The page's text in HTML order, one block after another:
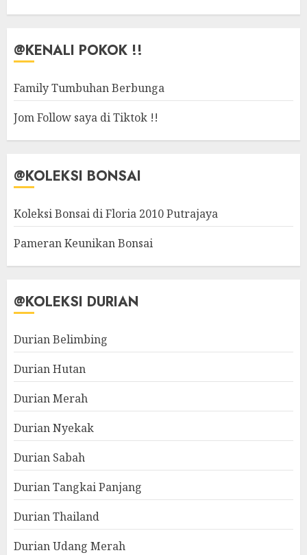
@KENALI POKOK !!
Family Tumbuhan Berbunga
Jom Follow saya di Tiktok !!
@KOLEKSI BONSAI
Koleksi Bonsai di Floria 2010 Putrajaya
Pameran Keunikan Bonsai
@KOLEKSI DURIAN
Durian Belimbing
Durian Hutan
Durian Merah
Durian Nyekak
Durian Sabah
Durian Tangkai Panjang
Durian Thailand
Durian Udang Merah